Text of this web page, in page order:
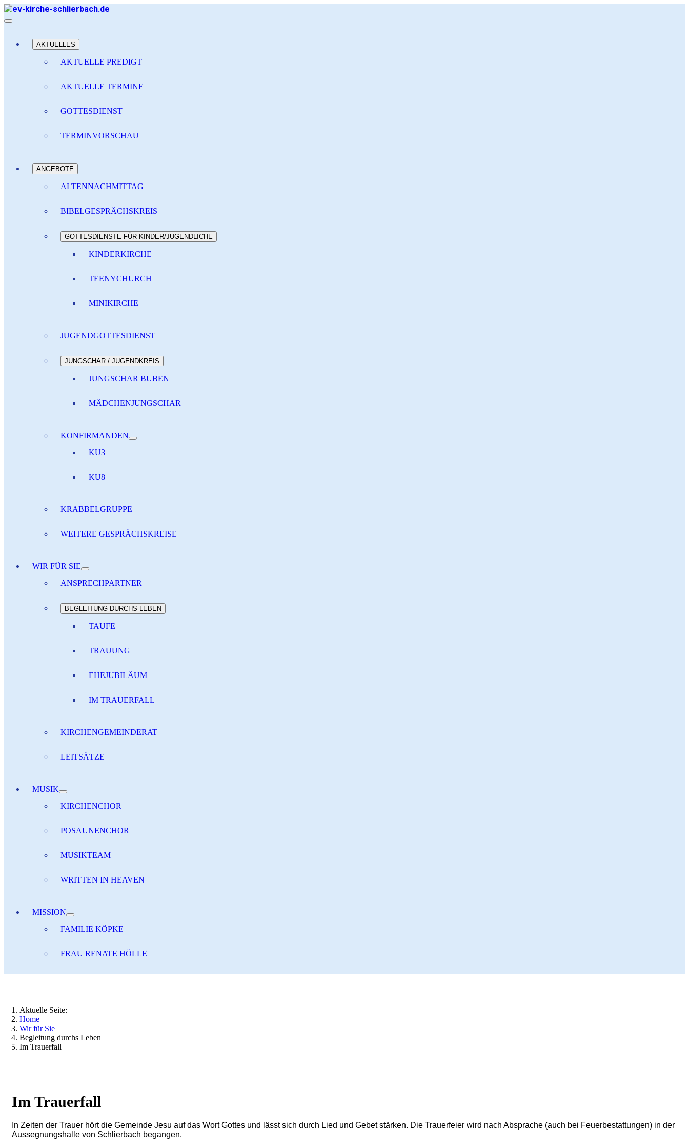
AKTUELLES
AKTUELLE PREDIGT
AKTUELLE TERMINE
GOTTESDIENST
TERMINVORSCHAU
ANGEBOTE
ALTENNACHMITTAG
BIBELGESPRÄCHSKREIS
GOTTESDIENSTE FÜR KINDER/JUGENDLICHE
KINDERKIRCHE
TEENYCHURCH
MINIKIRCHE
JUGENDGOTTESDIENST
JUNGSCHAR / JUGENDKREIS
JUNGSCHAR BUBEN
MÄDCHENJUNGSCHAR
KONFIRMANDEN
KU3
KU8
KRABBELGRUPPE
WEITERE GESPRÄCHSKREISE
WIR FÜR SIE
ANSPRECHPARTNER
BEGLEITUNG DURCHS LEBEN
TAUFE
TRAUUNG
EHEJUBILÄUM
IM TRAUERFALL
KIRCHENGEMEINDERAT
LEITSÄTZE
MUSIK
KIRCHENCHOR
POSAUNENCHOR
MUSIKTEAM
WRITTEN IN HEAVEN
MISSION
FAMILIE KÖPKE
FRAU RENATE HÖLLE
Aktuelle Seite:
Home
Wir für Sie
Begleitung durchs Leben
Im Trauerfall
Im Trauerfall
In Zeiten der Trauer hört die Gemeinde Jesu auf das Wort Gottes und lässt sich durch Lied und Gebet stärken. Die Trauerfeier wird nach Absprache (auch bei Feuerbestattungen) in der
Aussegnungshalle von Schlierbach begangen.